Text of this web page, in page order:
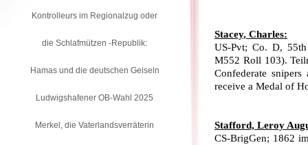
Stacey, Charles:
US-Pvt; Co. D,
M552 Roll 103).
Confederate
receive a Medal of
Stafford, Leroy
CS-BrigGen; 1862
Kontrolleurs im Regionalzug oder
die Schlafmützen -Republik:
Hamas und die deutschen Geiseln
Ludwigshafener OB-Wahl 2025
Merkel, die Vaterlandsverräterin